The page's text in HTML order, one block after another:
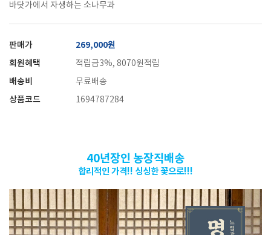
바닷가에서 자생하는 소나무과
판매가
269,000원
회원혜택
적립금3%, 8070원적립
배송비 무료배송
상품코드 1694787284
40년장인 농장직배송
합리적인 가격!! 싱싱한 꽃으로!!!